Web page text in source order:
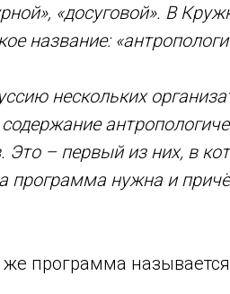
«досуговой». В
название:
нескольких
Это – первый из них, в
программа нужна и
программа